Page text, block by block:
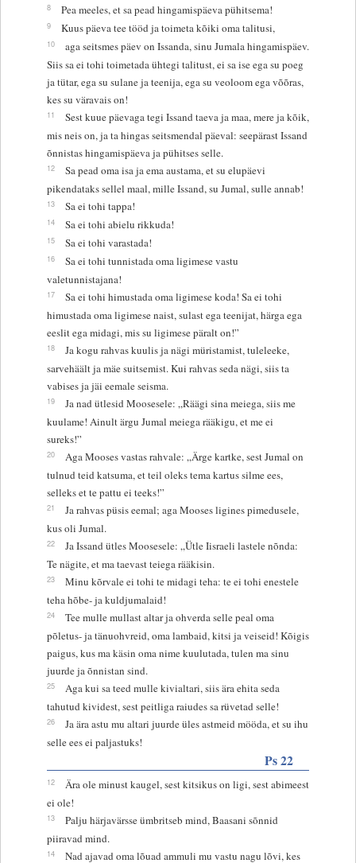
8 Pea meeles, et sa pead hingamispäeva pühitsema!
9 Kuus päeva tee tööd ja toimeta kõiki oma talitusi,
10
aga seitsmes päev on Issanda, sinu Jumala hingamispäev.
Siis sa ei tohi toimetada ühtegi talitust, ei sa ise ega su poeg
ja tütar, ega su sulane ja teenija, ega su veoloom ega võõras,
kes su väravais on!
11
Sest kuue päevaga tegi Issand taeva ja maa, mere ja kõik,
mis neis on, ja ta hingas seitsmendal päeval: seepärast Issand
õnnistas hingamispäeva ja pühitses selle.
12
Sa pead oma isa ja ema austama, et su elupäevi
pikendataks sellel maal, mille Issand, su Jumal, sulle annab!
13 Sa ei tohi tappa!
14 Sa ei tohi abielu rikkuda!
15 Sa ei tohi varastada!
16
Sa ei tohi tunnistada oma ligimese vastu
valetunnistajana!
17
Sa ei tohi himustada oma ligimese koda! Sa ei tohi
himustada oma ligimese naist, sulast ega teenijat, härga ega
eeslit ega midagi, mis su ligimese päralt on!”
18
Ja kogu rahvas kuulis ja nägi müristamist, tuleleeke,
sarvehäält ja mäe suitsemist. Kui rahvas seda nägi, siis ta
vabises ja jäi eemale seisma.
19
Ja nad ütlesid Moosesele: „Räägi sina meiega, siis me
kuulame! Ainult ärgu Jumal meiega rääkigu, et me ei
sureks!”
20
Aga Mooses vastas rahvale: „Ärge kartke, sest Jumal on
tulnud teid katsuma, et teil oleks tema kartus silme ees,
selleks et te pattu ei teeks!”
21
Ja rahvas püsis eemal; aga Mooses ligines pimedusele,
kus oli Jumal.
22
Ja Issand ütles Moosesele: „Ütle Iisraeli lastele nõnda:
Te nägite, et ma taevast teiega rääkisin.
23
Minu kõrvale ei tohi te midagi teha: te ei tohi enestele
teha hõbe- ja kuldjumalaid!
24
Tee mulle mullast altar ja ohverda selle peal oma
põletus- ja tänuohvreid, oma lambaid, kitsi ja veiseid! Kõigis
paigus, kus ma käsin oma nime kuulutada, tulen ma sinu
juurde ja õnnistan sind.
25
Aga kui sa teed mulle kivialtari, siis ära ehita seda
tahutud kividest, sest peitliga raiudes sa rüvetad selle!
26
Ja ära astu mu altari juurde üles astmeid mööda, et su ihu
selle ees ei paljastuks!
Ps 22
12
Ära ole minust kaugel, sest kitsikus on ligi, sest abimeest
ei ole!
13
Palju härjavärsse ümbritseb mind, Baasani sõnnid
piiravad mind.
14 Nad ajavad oma lõuad ammuli mu vastu nagu lõvi, kes